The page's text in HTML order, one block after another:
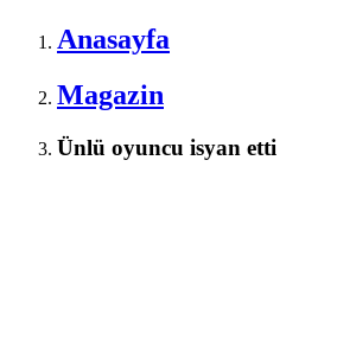
Anasayfa
Magazin
Ünlü oyuncu isyan etti